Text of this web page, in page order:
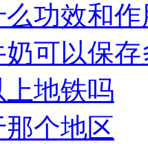
功效和作
可以保存
地铁吗
个地区